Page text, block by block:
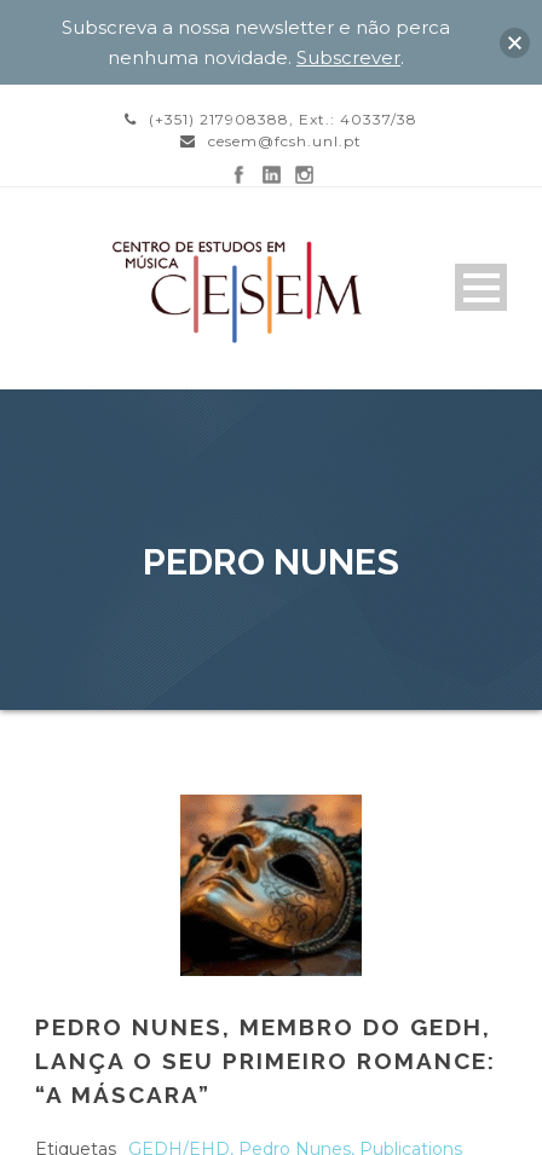
(+351) 217908388, Ext.: 40337/38
cesem@fcsh.unl.pt
PEDRO NUNES
PEDRO NUNES, MEMBRO DO GEDH,
LANÇA O SEU PRIMEIRO ROMANCE:
“A MÁSCARA”
Etiquetas GEDH/EHD, Pedro Nunes, Publications
Subscreva a nossa newsletter e não perca
nenhuma novidade. Subscrever.